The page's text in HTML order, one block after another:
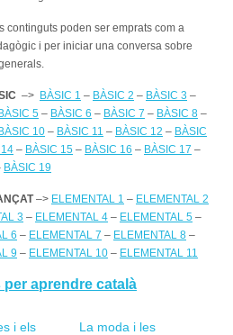
continguts poden ser emprats com a
i per iniciar una conversa sobre
–> BÀSIC 1 – BÀSIC 2 – BÀSIC 3 –
BÀSIC 5 – BÀSIC 6 – BÀSIC 7 – BÀSIC 8 –
BÀSIC 10 – BÀSIC 11 – BÀSIC 12 – BÀSIC
– BÀSIC 15 – BÀSIC 16 – BÀSIC 17 –
BÀSIC 19
–> ELEMENTAL 1 – ELEMENTAL 2
3 – ELEMENTAL 4 – ELEMENTAL 5 –
6 – ELEMENTAL 7 – ELEMENTAL 8 –
9 – ELEMENTAL 10 – ELEMENTAL 11
per aprendre català
i els
La moda i les